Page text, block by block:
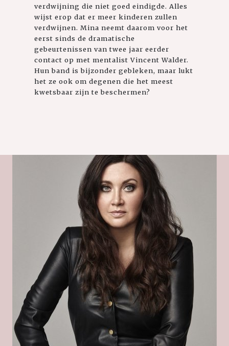
verdwijning die niet goed eindigde. Alles
wijst erop dat er meer kinderen zullen
verdwijnen. Mina neemt daarom voor het
eerst sinds de dramatische
gebeurtenissen van twee jaar eerder
contact op met mentalist Vincent Walder.
Hun band is bijzonder gebleken, maar lukt
het ze ook om degenen die het meest
kwetsbaar zijn te beschermen?